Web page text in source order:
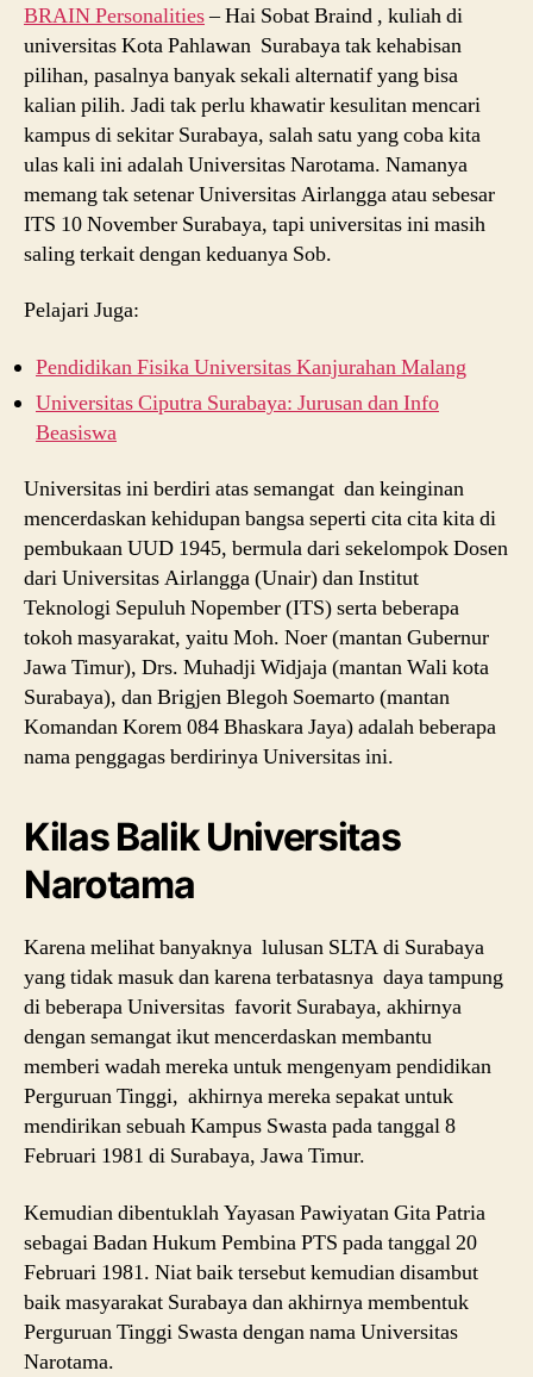
BRAIN Personalities– Hai Sobat Braind , kuliah di
universitas Kota Pahlawan Surabaya tak kehabisan
pilihan, pasalnya banyak sekali alternatif yang bisa
kalian pilih. Jadi tak perlu khawatir kesulitan mencari
kampus di sekitar Surabaya, salah satu yang coba kita
ulas kali ini adalah Universitas Narotama. Namanya
memang tak setenar Universitas Airlangga atau sebesar
ITS 10 November Surabaya, tapi universitas ini masih
saling terkait dengan keduanya Sob.
Pelajari Juga:
Pendidikan Fisika Universitas Kanjurahan Malang
Universitas Ciputra Surabaya: Jurusan dan Info
Beasiswa
Universitas ini berdiri atas semangat dan keinginan
mencerdaskan kehidupan bangsa seperti cita cita kita di
pembukaan UUD 1945, bermula dari sekelompok Dosen
dari Universitas Airlangga (Unair) dan Institut
Teknologi Sepuluh Nopember (ITS) serta beberapa
tokoh masyarakat, yaitu Moh. Noer (mantan Gubernur
Jawa Timur), Drs. Muhadji Widjaja (mantan Wali kota
Surabaya), dan Brigjen Blegoh Soemarto (mantan
Komandan Korem 084 Bhaskara Jaya) adalah beberapa
nama penggagas berdirinya Universitas ini.
Kilas Balik Universitas
Narotama
Karena melihat banyaknya lulusan SLTA di Surabaya
yang tidak masuk dan karena terbatasnya daya tampung
di beberapa Universitas favorit Surabaya, akhirnya
dengan semangat ikut mencerdaskan membantu
memberi wadah mereka untuk mengenyam pendidikan
Perguruan Tinggi, akhirnya mereka sepakat untuk
mendirikan sebuah Kampus Swasta pada tanggal 8
Februari 1981 di Surabaya, Jawa Timur.
Kemudian dibentuklah Yayasan Pawiyatan Gita Patria
sebagai Badan Hukum Pembina PTS pada tanggal 20
Februari 1981. Niat baik tersebut kemudian disambut
baik masyarakat Surabaya dan akhirnya membentuk
Perguruan Tinggi Swasta dengan nama Universitas
Narotama.